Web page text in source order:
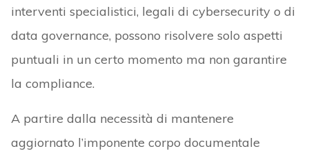
interventi specialistici, legali di cybersecurity o di
data governance, possono risolvere solo aspetti
puntuali in un certo momento ma non garantire
la compliance.
A partire dalla necessità di mantenere
aggiornato l’imponente corpo documentale